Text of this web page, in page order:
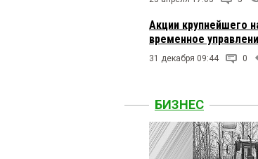
Акции крупнейшего
временное
31 декабря 09:44 0
БИЗНЕС